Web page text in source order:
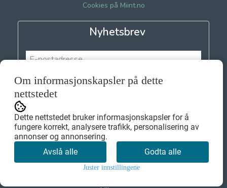
Cookies på Miint.no
Nyhetsbrev
Om informasjonskapsler på dette
nettstedet
Dette nettstedet bruker informasjonskapsler for å
fungere korrekt, analysere trafikk, personalisering av
annonser og annonsering.
Avslå alle
Godta alle
Juster innstillingene